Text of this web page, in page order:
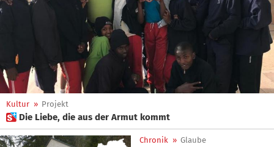
Kultur » Projekt
 Die Liebe, die aus der Armut kommt
Chronik » Glaube